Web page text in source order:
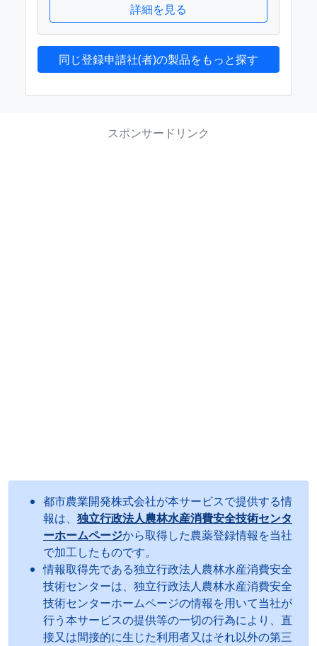
詳細を見る
同じ登録申請社(者)の製品をもっと探す
スポンサードリンク
都市農業開発株式会社が本サービスで提供する情
報は、 独立行政法人農林水産消費安全技術センタ
ーホームページから取得した農薬登録情報を当社
で加工したものです。
情報取得先である独立行政法人農林水産消費安全
技術センターは、独立行政法人農林水産消費安全
技術センターホームページの情報を用いて当社が
行う本サービスの提供等の一切の行為により、直
接又は間接的に生じた利用者又はそれ以外の第三